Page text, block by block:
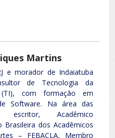
Martins
e morador de Indaiatuba
de Tecnologia da
(TI), com formação em
Software. Na área das
Acadêmico
Brasileira dos Acadêmicos
– FEBACLA, Membro